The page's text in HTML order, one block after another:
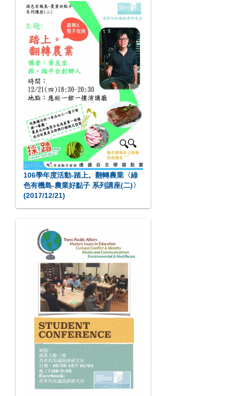
106學年度活動-踏上。翻轉農業〈綠
色有機島-農業好點子 系列講座(二)〉
(2017/12/21)